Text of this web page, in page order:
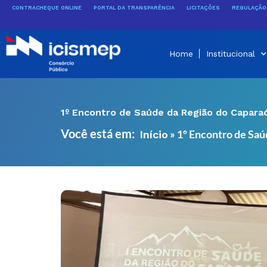
conteúdo
CONTRACHEQUE ONLINE PORTAL DA TRANSPARÊNCIA LICITAÇÕES
Home Institucional
1º Encontro de Saúde da Região do
Você está em: Início » 1º Encontro de